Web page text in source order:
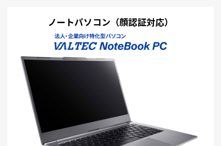
ノートパソコン（顔認証対応）